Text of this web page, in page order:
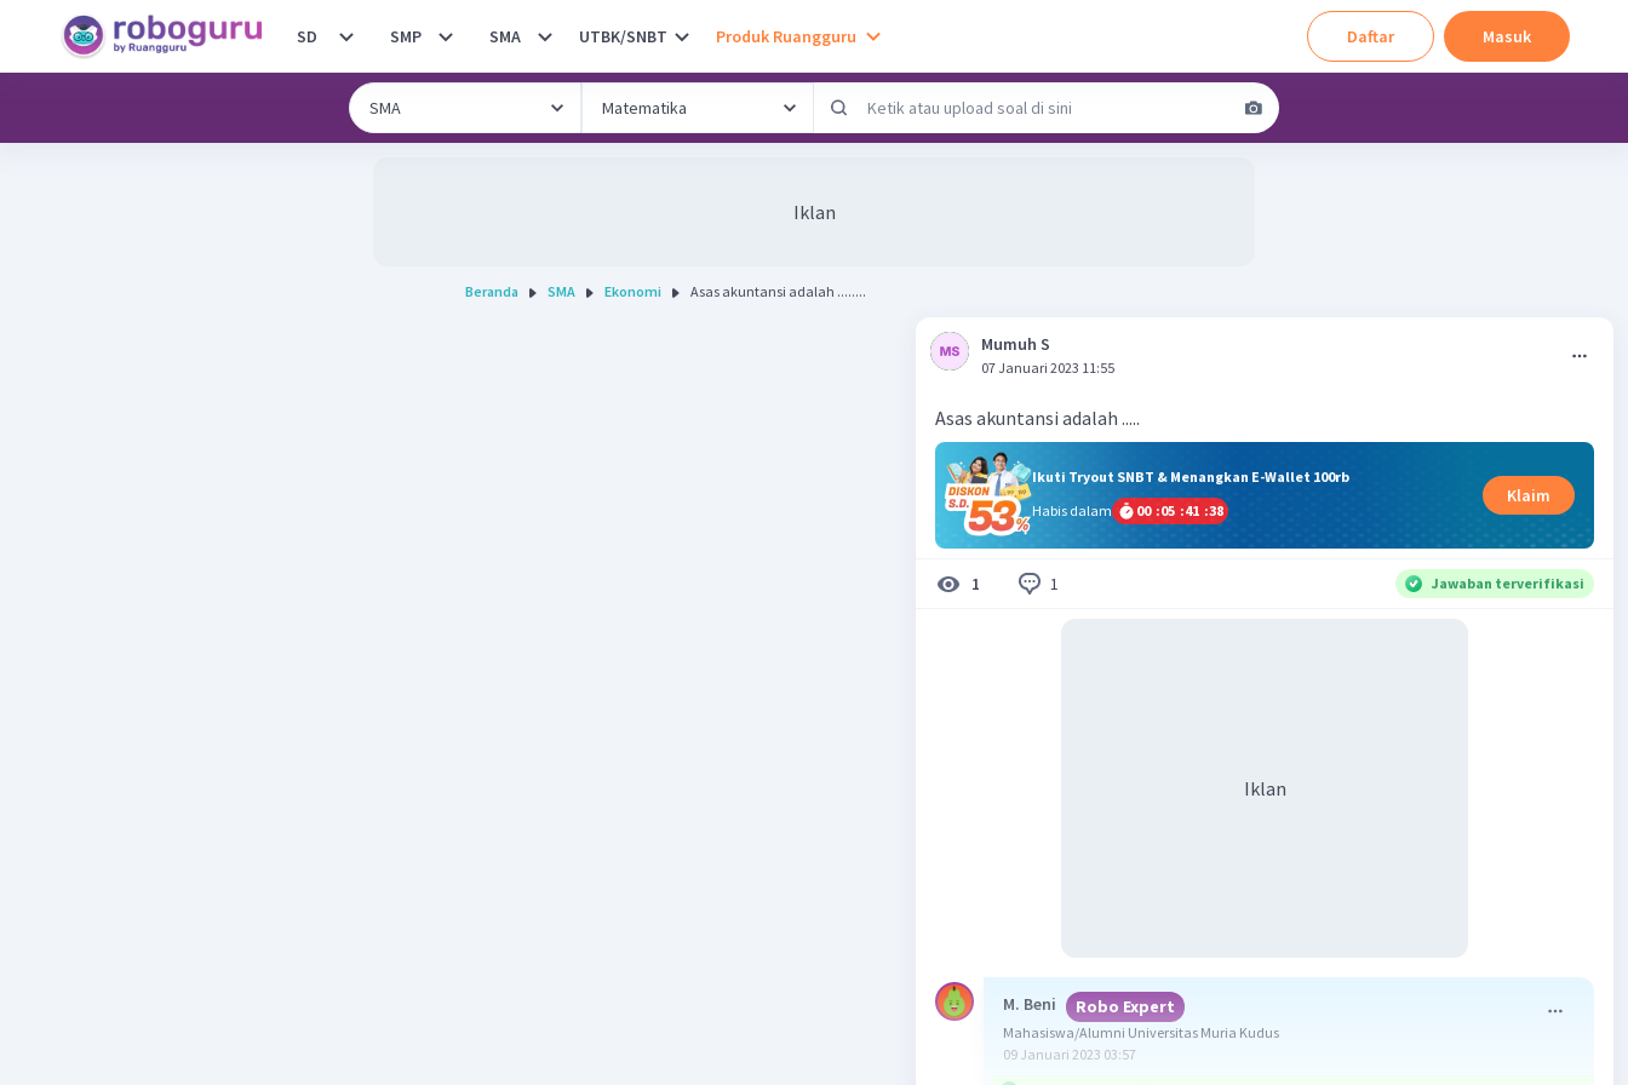
SD SMP SMA UTBK/SNBT Produk Ruangguru Daftar Masuk
Iklan
Beranda SMA Ekonomi Asas akuntansi adalah ........
Mumuh S
07 Januari 2023 11:55
Asas akuntansi adalah .....
Ikuti Tryout SNBT & Menangkan E-Wallet 100rb
Habis dalam
00 :05 :41 :38
Klaim
1 1 Jawaban terverifikasi
Iklan
M. Beni Robo Expert
Mahasiswa/Alumni Universitas Muria Kudus
09 Januari 2023 03:57